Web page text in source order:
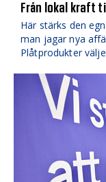
Från lokal kraft
Här stärks den
man jagar nya
Plåtprodukter